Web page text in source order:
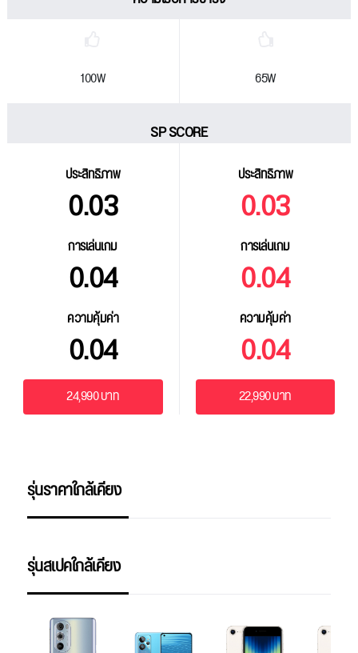
100W 65W
SP SCORE
ประสิทธิภาพ
0.03
การเล่นเกม
0.04
ความคุ้มค่า
0.04
ประสิทธิภาพ
0.03
การเล่นเกม
0.04
ความคุ้มค่า
0.04
24,990 บาท 22,990 บาท
รุ่นราคาใกล้เคียง
รุ่นสเปคใกล้เคียง